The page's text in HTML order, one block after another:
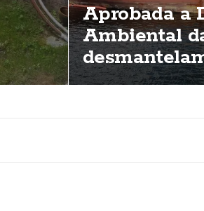
Aprobada a
Ambiental
porto de